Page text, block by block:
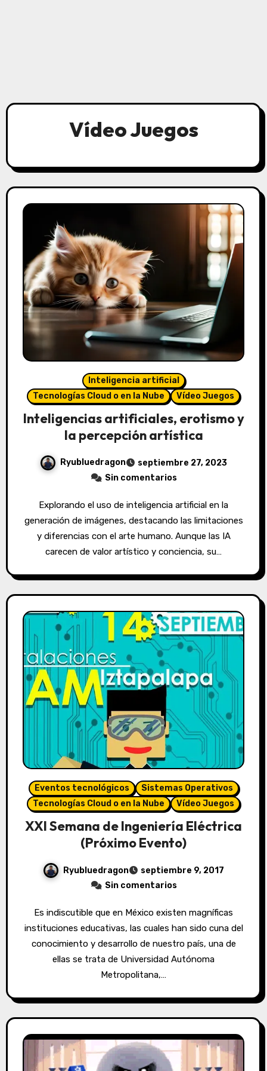
Vídeo Juegos
Inteligencia artificial
Tecnologías Cloud o en la Nube
Vídeo Juegos
Inteligencias artificiales, erotismo y
la percepción artística
Ryubluedragon
septiembre 27, 2023
Sin comentarios
Explorando el uso de inteligencia artificial en la
generación de imágenes, destacando las limitaciones
y diferencias con el arte humano. Aunque las IA
carecen de valor artístico y conciencia, su…
Eventos tecnológicos
Sistemas Operativos
Tecnologías Cloud o en la Nube
Vídeo Juegos
XXI Semana de Ingeniería Eléctrica
(Próximo Evento)
Ryubluedragon
septiembre 9, 2017
Sin comentarios
Es indiscutible que en México existen magníficas
instituciones educativas, las cuales han sido cuna del
conocimiento y desarrollo de nuestro país, una de
ellas se trata de Universidad Autónoma
Metropolitana,…